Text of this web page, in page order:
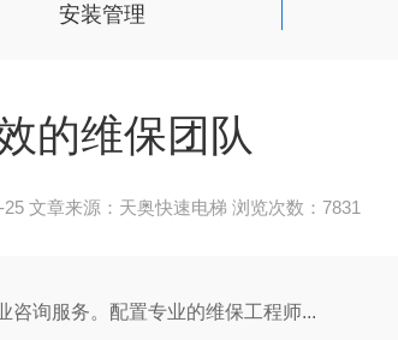
安装管理
的维保团队
文章来源：天奥快速电梯 浏览次数：7831
咨询服务。配置专业的维保工程师...